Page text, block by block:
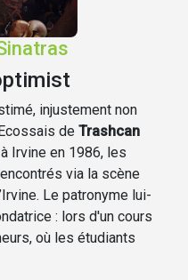
injustement non
de Trashcan
Irvine en 1986, les
via la scène
Le patronyme lui-
: lors d'un cours
où les étudiants